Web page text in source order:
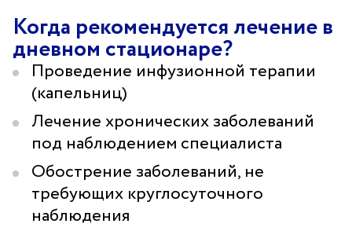
Санаторий-профилакторий
«Парус»
Адрес
399000, г. Липецк, Плехановское лесничество,
Ленинский лесхоз, квартал 67
Понедельник — четверг
08:00–16:45
перерыв 12:00–12:30
Пятница
08:00–15:45
перерыв 12:00–12:30
Когда рекомендуется лечение в
дневном стационаре?
Проведение инфузионной терапии
(капельниц)
Лечение хронических заболеваний
под наблюдением специалиста
Обострение заболеваний, не
требующих круглосуточного
наблюдения